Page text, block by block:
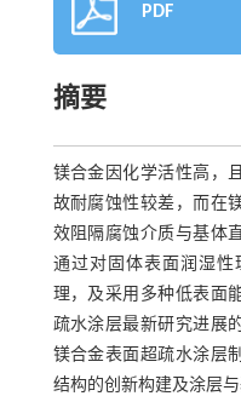
PDF
摘要
镁合金因化学活性高，
故耐腐蚀性较差，而在
效阻隔腐蚀介质与基体
通过对固体表面润湿
理，及采用多种低表面
疏水涂层最新研究进展
镁合金表面超疏水涂层
结构的创新构建及涂层